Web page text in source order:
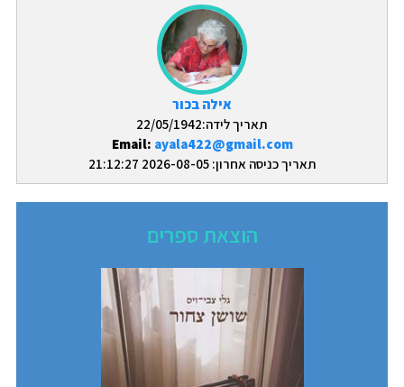
אילה בכור
תאריך לידה:22/05/1942
Email: ayala422@gmail.com
תאריך כניסה אחרון: 2026-08-05 21:12:27
הוצאת ספרים